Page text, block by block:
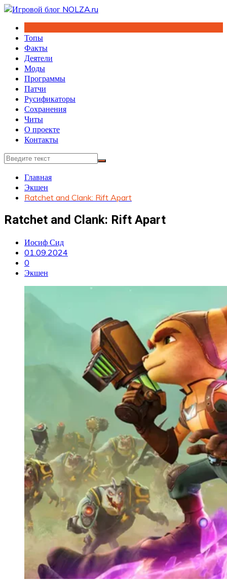
Перейти
содержимому
Топы
Факты
Деятели
Моды
Программы
Патчи
Русификаторы
Сохранения
Читы
О проекте
Контакты
Главная
Экшен
Ratchet and Clank: Rift Apart
Ratchet and Clank: Rift Apart
Иосиф Сид
01.09.2024
0
Экшен